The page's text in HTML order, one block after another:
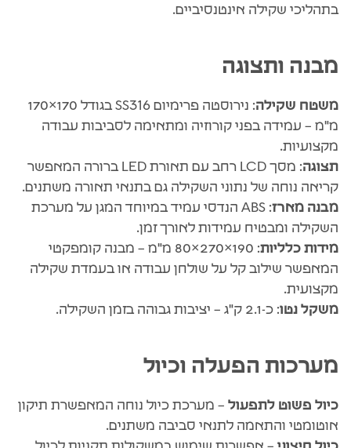
בתהליכי שקילה אינטנסיביים.
מבנה ותצוגה
משטח שקילה
: נירוסטה פרימיום SS316 בגודל ‎170×170
מ"מ – עמידה בפני קורוזיה ומתאימה לסביבות עבודה
מקצועיות.
תצוגה
: מסך LCD רחב עם תאורת LED ברורה המאפשר
קריאה נוחה של נתוני השקילה גם בתנאי תאורה משתנים.
מבנה מארז
: ABS הנדסי עמיד במיוחד המגן על מערכת
השקילה ומבטיח עמידות לאורך זמן.
מידות כלליות
: ‎80×270×190 מ"מ – מבנה קומפקטי
המאפשר שילוב קל על שולחן עבודה או בעמדת שקילה
מקצועית.
משקל נטו: כ-2.1 ק"ג – יציבות גבוהה בזמן השקילה.
מערכות הפעלה וכיול
כיול פשוט לתפעול – מערכת כיול נוחה המאפשרת תיקון
אוטומטי והתאמה לתנאי סביבה משתנים.